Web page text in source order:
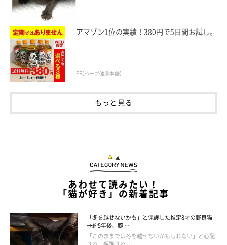
アマゾン1位の実績！380円で5日間お試し。
PR(ハーブ健康本舗)
もっと見る
あわせて読みたい！
「猫が好き」の新着記事
「冬を越せないかも」と保護した推定8才の野良猫
→約5年後、腕 …
「このままでは冬を越せないかもしれない」と心配